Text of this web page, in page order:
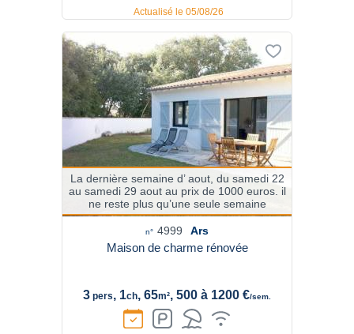
Actualisé le 05/08/26
n° 4999 Ars
Maison de charme rénovée
3 pers, 1ch, 65m², 500 à 1200 €/sem.
La dernière semaine d’ aout, du samedi 22
au samedi 29 aout au prix de 1000 euros. il
ne reste plus qu’une seule semaine